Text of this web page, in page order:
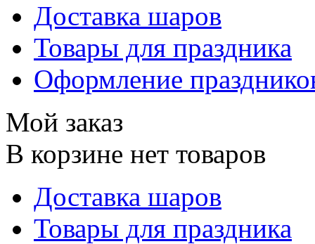
Доставка шаров
Товары для праздника
Оформление
Мой заказ
В корзине нет товаров
Доставка шаров
Товары для праздника